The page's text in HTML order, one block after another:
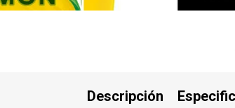
Descripción